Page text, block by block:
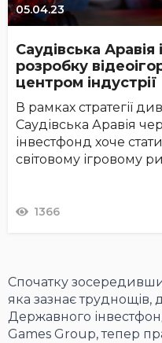
05.04.23
Саудівська
розробку
центром індустрії
В рамках стратегії
Саудівська Аравія
інвестфонд хоче
світовому ігровому
1366
Спочатку
яка зазнає труднощів,
Державного
Games Group, тепер